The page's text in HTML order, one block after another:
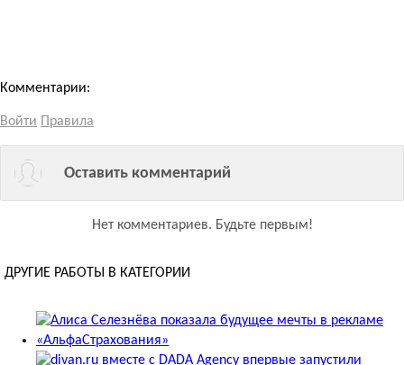
Комментарии:
Войти Правила
Оставить комментарий
Нет комментариев. Будьте первым!
ДРУГИЕ РАБОТЫ В КАТЕГОРИИ